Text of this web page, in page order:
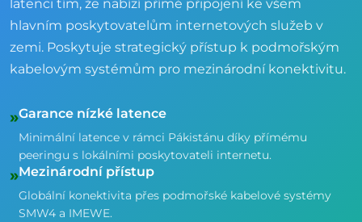
latenci tím, že nabízí přímé připojení ke všem
hlavním poskytovatelům internetových služeb v
zemi. Poskytuje strategický přístup k podmořským
kabelovým systémům pro mezinárodní konektivitu.
»Garance nízké latence
Minimální latence v rámci Pákistánu díky přímému
peeringu s lokálními poskytovateli internetu.
»Mezinárodní přístup
Globální konektivita přes podmořské kabelové systémy
SMW4 a IMEWE.